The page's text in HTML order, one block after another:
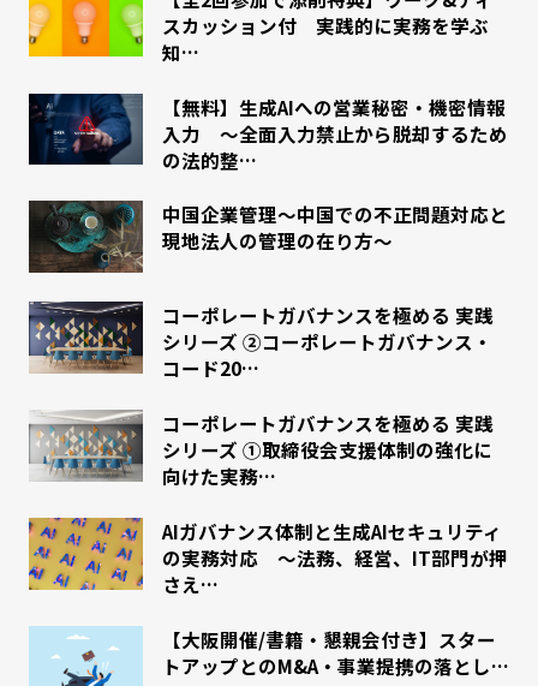
スカッション付 実践的に実務を学ぶ
知…
【無料】生成AIへの営業秘密・機密情報
入力 ～全面入力禁止から脱却するため
の法的整…
中国企業管理～中国での不正問題対応と
現地法人の管理の在り方～
コーポレートガバナンスを極める 実践
シリーズ ②コーポレートガバナンス・
コード20…
コーポレートガバナンスを極める 実践
シリーズ ①取締役会支援体制の強化に
向けた実務…
AIガバナンス体制と生成AIセキュリティ
の実務対応 〜法務、経営、IT部門が押
さえ…
【大阪開催/書籍・懇親会付き】スター
トアップとのM&A・事業提携の落とし…